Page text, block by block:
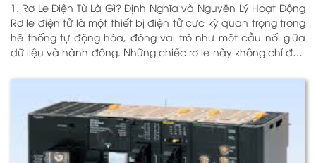
1. Rơ Le Điện Tử Là Gì? Định Nghĩa và Nguyên Lý Hoạt Động
Rơ le điện tử là một thiết bị điện tử cực kỳ quan trọng trong
hệ thống tự động hóa, đóng vai trò như một cầu nối giữa
dữ liệu và hành động. Những chiếc rơ le này không chỉ đơn
thông minh giúp điều khiển và giám sát hoạt động của các
thiết bị khác nhau trong môi trường công nghiệp cũng như
trong hộ gia đình. Bằng cách sử dụng công nghệ hiện đại,
rơ le điện tử có khả năng xử lý và phản hồi nhanh chóng,
nhằm nâng cao hiệu suất hoạt động và độ an toàn cho
các hệ thống mà nó kiểm soát. N